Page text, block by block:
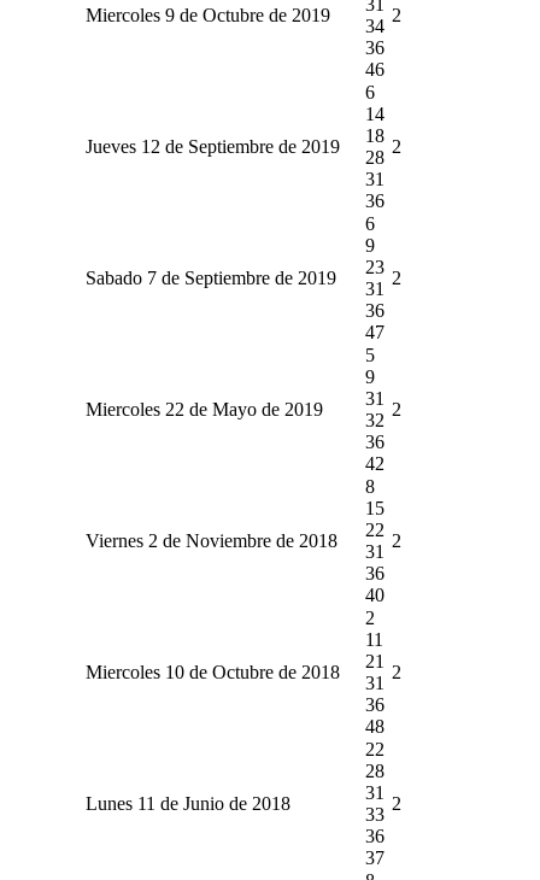
Miercoles 9 de Octubre de 2019
34
36
46
2
Jueves 12 de Septiembre de 2019
6
14
18
28
31
36
2
Sabado 7 de Septiembre de 2019
6
9
23
31
36
47
2
Miercoles 22 de Mayo de 2019
5
9
31
32
36
42
2
Viernes 2 de Noviembre de 2018
8
15
22
31
36
40
2
Miercoles 10 de Octubre de 2018
2
11
21
31
36
48
2
Lunes 11 de Junio de 2018
22
28
31
33
36
37
2